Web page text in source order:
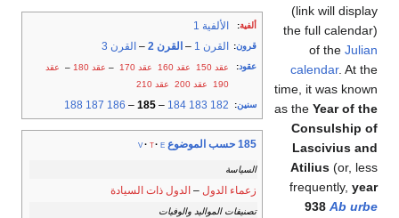
ألفية: الألفية 1
قرون: القرن 1 – القرن 2 – القرن 3
عقود: عقد 150 عقد 160 عقد 170 – عقد 180 – عقد
190
عقد 200 عقد 210
سنين:
182
183
184
–
185
–
186
187
188
185 حسب الموضوع v t e
السياسة
زعماء الدول – الدول ذات السيادة
تصنيفات المواليد والوفيات
(link will display
the full calendar)
of the Julian
calendar. At the
time, it was known
as the Year of the
Consulship of
Lascivius and
Atilius (or, less
frequently, year
938 Ab urbe